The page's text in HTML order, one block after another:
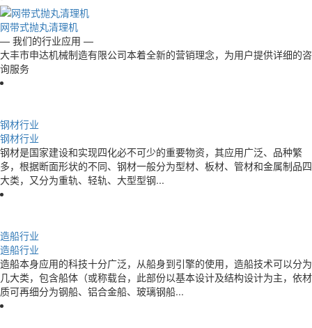
网带式抛丸清理机
— 我们的行业应用 —
大丰市申达机械制造有限公司本着全新的营销理念，为用户提供详细的咨
询服务
钢材行业
钢材行业
钢材是国家建设和实现四化必不可少的重要物资，其应用广泛、品种繁
多，根据断面形状的不同、钢材一般分为型材、板材、管材和金属制品四
大类，又分为重轨、轻轨、大型型钢...
造船行业
造船行业
造船本身应用的科技十分广泛，从船身到引擎的使用，造船技术可以分为
几大类，包含船体（或称载台，此部份以基本设计及结构设计为主，依材
质可再细分为钢船、铝合金船、玻璃钢船...